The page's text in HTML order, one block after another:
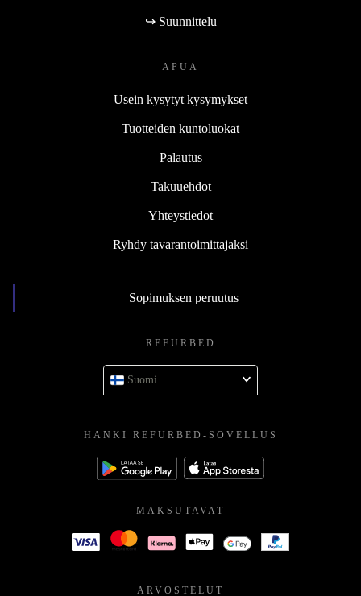
↪ Suunnittelu
APUA
Usein kysytyt kysymykset
Tuotteiden kuntoluokat
Palautus
Takuuehdot
Yhteystiedot
Ryhdy tavarantoimittajaksi
Sopimuksen peruutus
REFURBED
Suomi
HANKI REFURBED-SOVELLUS
MAKSUTAVAT
ARVOSTELUT